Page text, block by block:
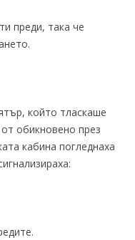
преди, така че
който тласкаше
обикновено през
кабина погледнаха